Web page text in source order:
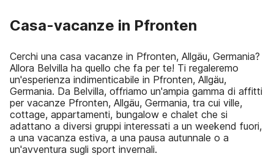
Casa-vacanze in Pfronten
Cerchi una casa vacanze in Pfronten, Allgäu, Germania?
Allora Belvilla ha quello che fa per te! Ti regaleremo
un'esperienza indimenticabile in Pfronten, Allgäu,
Germania. Da Belvilla, offriamo un'ampia gamma di affitti
per vacanze Pfronten, Allgäu, Germania, tra cui ville,
cottage, appartamenti, bungalow e chalet che si
adattano a diversi gruppi interessati a un weekend fuori,
a una vacanza estiva, a una pausa autunnale o a
un'avventura sugli sport invernali.